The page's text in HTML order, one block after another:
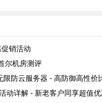
销活动
尔机房测评
限防云服务器 - 高防御高性价
动详解 - 新老客户同享超值